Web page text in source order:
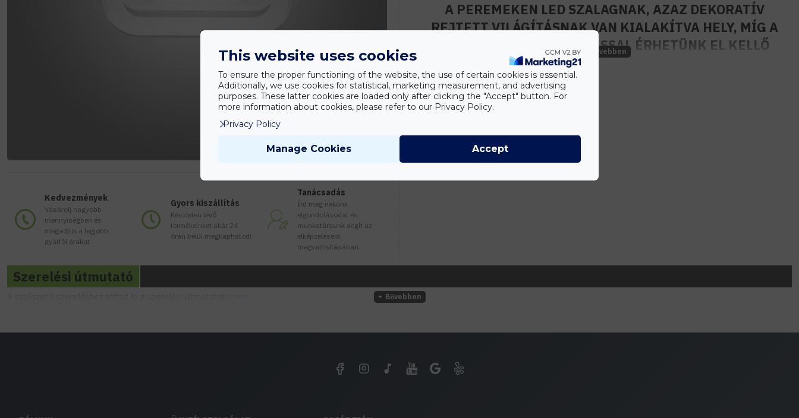
Kedvezmények
Vásárolj nagyobb
mennyiségben és
megadjuk a legjobb
gyártói árakat.
Gyors kiszállítás
Készleten lévő
termékeinket akár 24
órán belül megkaphatod!
Tanácsadás
Írd meg nekünk
elgondolásodat és
munkatársunk segít az
elképzeléseid
megvalósításában.
A PEREMEKEN LED SZALAGNAK, AZAZ DEKORATÍV
REJTETT VILÁGÍTÁSNAK VAN KIALAKÍTVA HELY, MÍG A
KÖZEPÉN SPOT VILÁGÍTÁSSAL ÉRHETÜNK EL KELLŐ
BELTÉRI FÉNYT.
A mennyezeti dobozolás egyszerű módja a direkt és indirekt LED világítás
kialakításának , mindemellett lehetőséget nyújt a mennyezet hibáinak,
egyenetlenségeinek (panelhézagok a mennyezeten) elrejtésére is.
Szerelési útmutató
This website uses cookies
To ensure the proper functioning of the website, the use of certain cookies is essential.
Additionally, we use cookies for statistical, marketing measurement, and advertising
purposes. These latter cookies are loaded only after clicking the "Accept" button. For
more information about cookies, please refer to our Privacy Policy.
Privacy Policy
Manage Cookies Accept